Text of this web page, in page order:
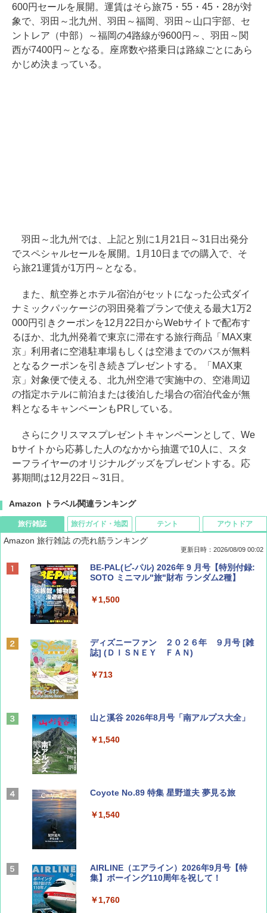
600円セールを展開。運賃はそら旅75・55・45・28が対
象で、羽田～北九州、羽田～福岡、羽田～山口宇部、セ
ントレア（中部）～福岡の4路線が9600円～、羽田～関
西が7400円～となる。座席数や搭乗日は路線ごとにあら
かじめ決まっている。
羽田～北九州では、上記と別に1月21日～31日出発分
でスペシャルセールを展開。1月10日までの購入で、そ
ら旅21運賃が1万円～となる。
また、航空券とホテル宿泊がセットになった公式ダイ
ナミックパッケージの羽田発着プランで使える最大1万2
000円引きクーポンを12月22日からWebサイトで配布す
るほか、北九州発着で東京に滞在する旅行商品「MAX東
京」利用者に空港駐車場もしくは空港までのバスが無料
となるクーポンを引き続きプレゼントする。「MAX東
京」対象便で使える、北九州空港で実施中の、空港周辺
の指定ホテルに前泊または後泊した場合の宿泊代金が無
料となるキャンペーンもPRしている。
さらにクリスマスプレゼントキャンペーンとして、We
bサイトから応募した人のなかから抽選で10人に、スタ
ーフライヤーのオリジナルグッズをプレゼントする。応
募期間は12月22日～31日。
Amazon トラベル関連ランキング
旅行雑誌
Amazon 旅行雑誌 の売れ筋ランキング
更新日時：2026/08/09 00:02
BE-PAL(ビ-パル) 2026年 9 月号【特別付録:
SOTO ミニマル"旅"財布 ランダム2種】
￥1,500
ディズニーファン ２０２６年 ９月号 [雑
誌] (ＤＩＳＮＥＹ ＦＡＮ)
￥713
山と溪谷 2026年8月号「南アルプス大全」
￥1,540
Coyote No.89 特集 星野道夫 夢見る旅
￥1,540
AIRLINE（エアライン）2026年9月号【特
集】ボーイング110周年を祝して！
￥1,760
旅行ガイド・地図 テント アウトドア